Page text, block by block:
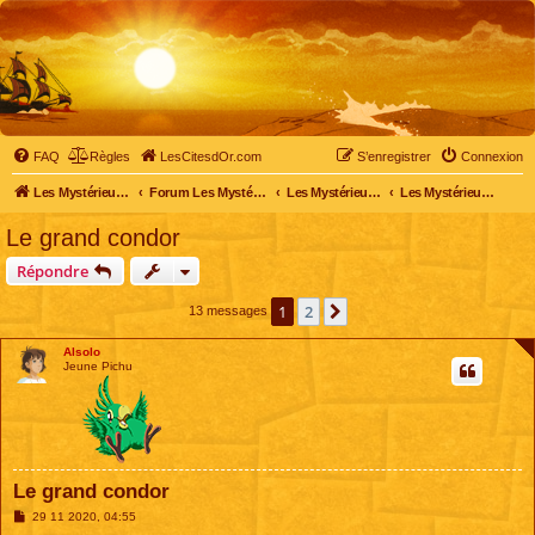
FAQ Règles LesCitesdOr.com Connexion
S’enregistrer
Les Mystérieuses Cités d'Or - LesCitesdOr.com Forum Les Mystérieuses Cités d'Or Les Mystérieuses Cités d'Or Les Mystérieuses Cités d'Or : saison 4 (2020)
Le grand condor
Répondre
13 messages 1 2
Alsolo
Jeune Pichu
Le grand condor
M29 11 2020, 04:55